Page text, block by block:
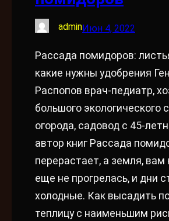
adminИюн 4, 2022
Рассада помидоров:
какие нужны удобрения
Распопов врач-педиатр,
большого экологического
огорода, садовод с 45-
автор книг Рассада
перерастает, а земля, вам
еще не прогрелась, и дни
холодные. Как высадить
теплицу с наименьшим